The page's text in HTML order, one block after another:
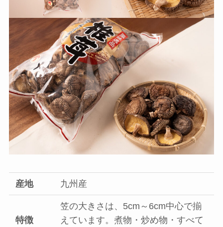
産地 九州産
特徴
笠の大きさは、5cm～6cm中心で揃
えています。煮物・炒め物・すべて